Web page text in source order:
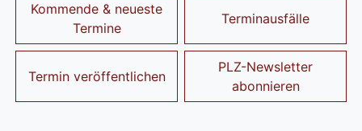
Kommende & neueste
Termine
Terminausfälle
Termin veröffentlichen
PLZ-Newsletter
abonnieren